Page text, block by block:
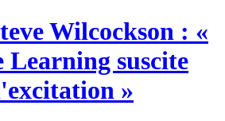
Wilcockson : «
Learning suscite
»